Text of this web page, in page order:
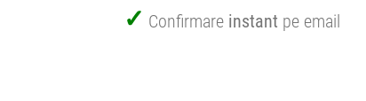
Confirmare instant pe email